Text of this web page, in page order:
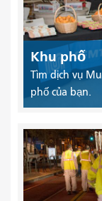
Khu phố
Tìm dịch vụ
phố của bạn.